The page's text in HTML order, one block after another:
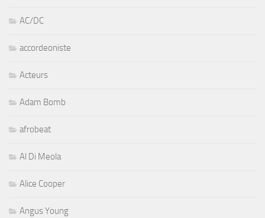
AC/DC
accordeoniste
Acteurs
Adam Bomb
afrobeat
Al Di Meola
Alice Cooper
Angus Young